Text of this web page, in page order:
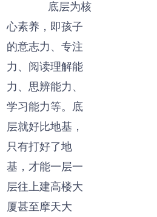
底层为核
心素养，即孩子
的意志力、专注
力、阅读理解能
力、思辨能力、
学习能力等。底
层就好比地基，
只有打好了地
基，才能一层一
层往上建高楼大
厦甚至摩天大